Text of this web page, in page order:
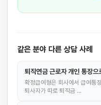
같은 분야 다른 상담 사례
퇴직연금 근로자 개인 통장으
확정급여형은 회사에서 급여통
퇴사자가 따로 퇴직금 …